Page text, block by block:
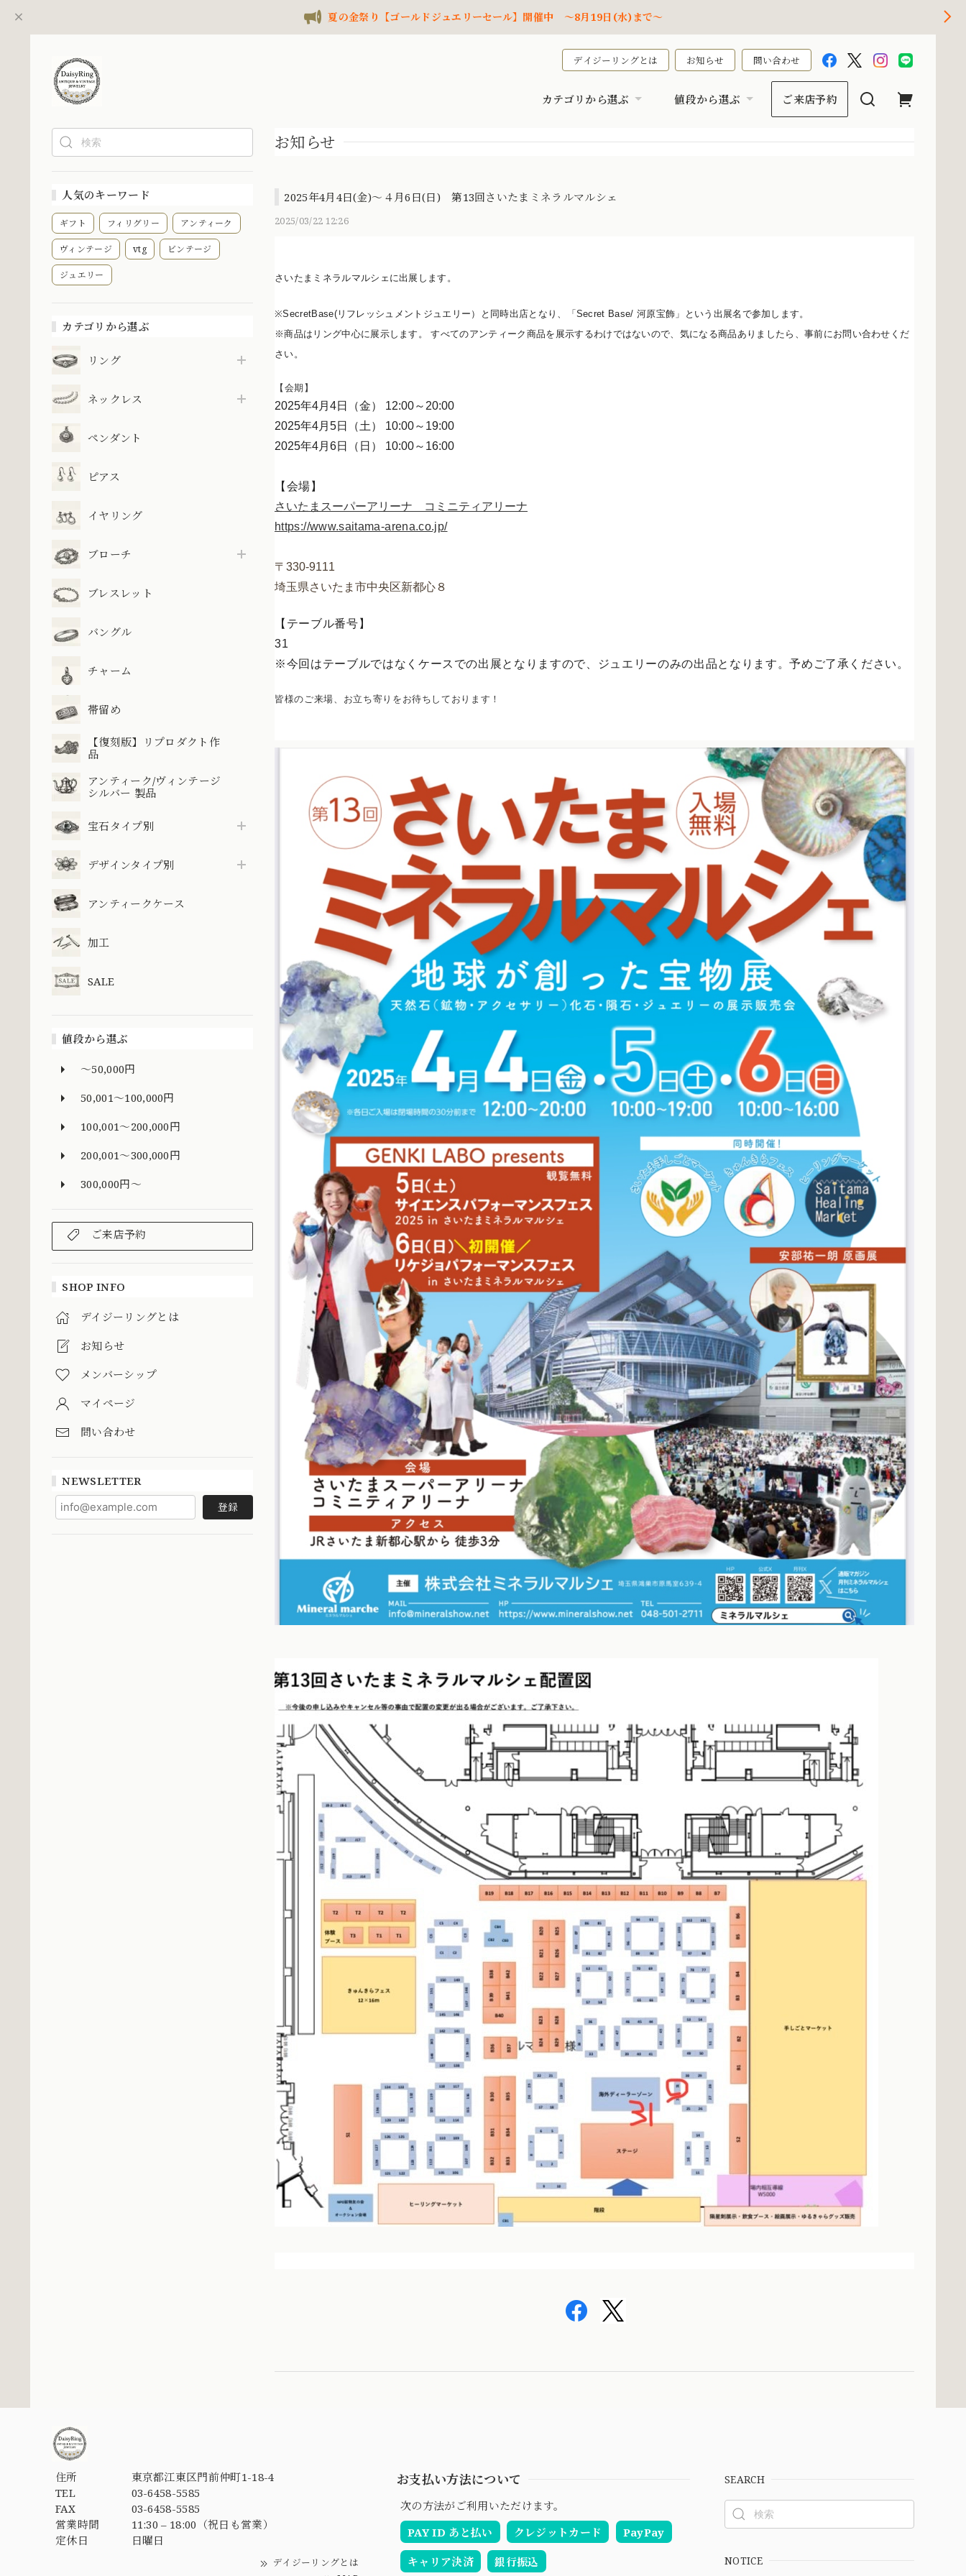
夏の金祭り【ゴールドジュエリーセール】開催中 ～8月19日(水)まで～
デイジーリングとは お知らせ 問い合わせ
カテゴリから選ぶ 値段から選ぶ ご来店予約
人気のキーワード
ギフト フィリグリー アンティーク
ヴィンテージ vtg ビンテージ
ジュエリー
カテゴリから選ぶ
リング
ネックレス
ペンダント
ピアス
イヤリング
ブローチ
ブレスレット
バングル
チャーム
帯留め
【復刻版】リプロダクト作
品
アンティーク/ヴィンテージ
シルバー 製品
宝石タイプ別
デザインタイプ別
アンティークケース
加工
SALE
値段から選ぶ
～50,000円
50,001～100,000円
100,001～200,000円
200,001～300,000円
300,000円～
ご来店予約
SHOP INFO
デイジーリングとは
お知らせ
メンバーシップ
マイページ
問い合わせ
NEWSLETTER
登録
お知らせ
2025年4月4日(金)～４月6日(日) 第13回さいたまミネラルマルシェ
2025/03/22 12:26
さいたまミネラルマルシェに出展します。
※SecretBase(リフレッシュメントジュエリー）と同時出店となり、「Secret Base/ 河原宝飾」という出展名で参加します。
※商品はリング中心に展示します。 すべてのアンティーク商品を展示するわけではないので、気になる商品ありましたら、事前にお問い合わせくだ
さい。
【会期】
2025年4月4日（金） 12:00～20:00
2025年4月5日（土） 10:00～19:00
2025年4月6日（日） 10:00～16:00
【会場】
さいたまスーパーアリーナ コミニティアリーナ
https://www.saitama-arena.co.jp/
〒330-9111
埼玉県さいたま市中央区新都心８
【テーブル番号】
31
※今回はテーブルではなくケースでの出展となりますので、ジュエリーのみの出品となります。予めご了承ください。
皆様のご来場、お立ち寄りをお待ちしております！
住所
東京都江東区門前仲町1-18-4
TEL
03-6458-5585
FAX
03-6458-5585
営業時間
11:30 – 18:00（祝日も営業）
定休日
日曜日
デイジーリングとは
お支払い方法について
次の方法がご利用いただけます。
PAY ID あと払い
クレジットカード PayPay
キャリア決済 銀行振込
SEARCH
NOTICE